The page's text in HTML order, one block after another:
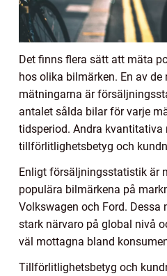
Det finns flera sätt att mäta
hos olika bilmärken. En av de
mätningarna är
antalet sålda bilar för varje
tidsperiod. Andra
tillförlitlighetsbetyg och
Enligt försäljningsstatistik är
populära bilmärkena på
Volkswagen och Ford. Dessa
stark närvaro på global nivå
väl mottagna bland
Tillförlitlighetsbetyg och